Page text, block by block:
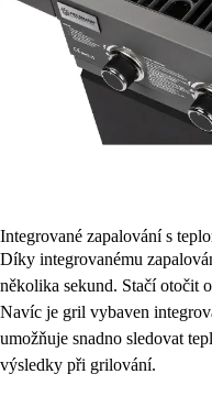
Integrované zapalování s
Díky integrovanému
několika sekund. Stačí otočit
Navíc je gril vybaven
umožňuje snadno sledovat
výsledky při grilování.